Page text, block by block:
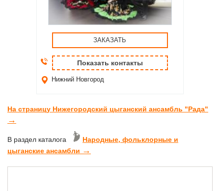
ЗАКАЗАТЬ
Показать контакты
Нижний Новгород
На страницу Нижегородский цыганский ансамбль "Рада"
→
В раздел каталога
Народные, фольклорные и
цыганские ансамбли →